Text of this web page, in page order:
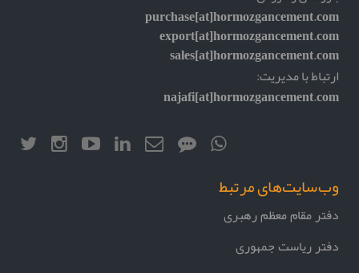
purchase[at]hormozgancement.com
export[at]hormozgancement.com
sales[at]hormozgancement.com
ارتباط با مدیریت:
najafi[at]hormozgancement.com
وب‌سایت‌های مرتبط
دفتر مقام معظم رهبری
دفتر ریاست جمهوری